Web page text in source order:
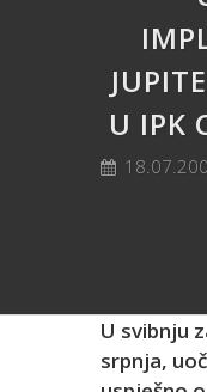
U IPK
U svibnju
srpnja,